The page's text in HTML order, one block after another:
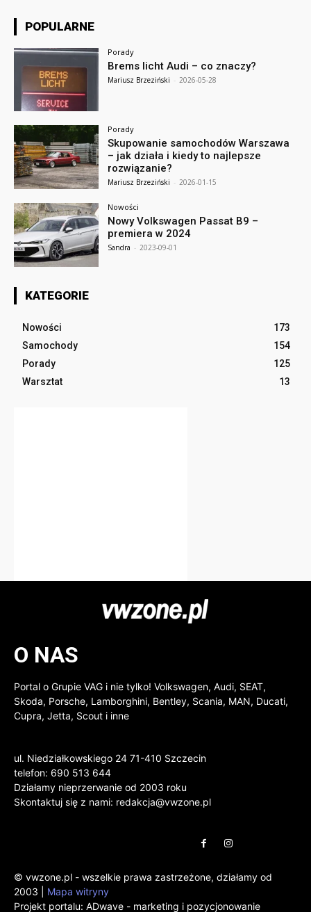
POPULARNE
Porady
Brems licht Audi – co znaczy?
Mariusz Brzeziński - 2026-05-28
Porady
Skupowanie samochodów Warszawa
– jak działa i kiedy to najlepsze
rozwiązanie?
Mariusz Brzeziński - 2026-01-15
Nowości
Nowy Volkswagen Passat B9 –
premiera w 2024
Sandra - 2023-09-01
KATEGORIE
Nowości
173
Samochody
154
Porady
125
Warsztat
13
O NAS
Portal o Grupie VAG i nie tylko! Volkswagen, Audi, SEAT,
Skoda, Porsche, Lamborghini, Bentley, Scania, MAN, Ducati,
Cupra, Jetta, Scout i inne
ul. Niedziałkowskiego 24 71-410 Szczecin
telefon: 690 513 644
Działamy nieprzerwanie od 2003 roku
Skontaktuj się z nami: redakcja@vwzone.pl
© vwzone.pl - wszelkie prawa zastrzeżone, działamy od
2003 | Mapa witryny
Projekt portalu: ADwave - marketing i pozycjonowanie